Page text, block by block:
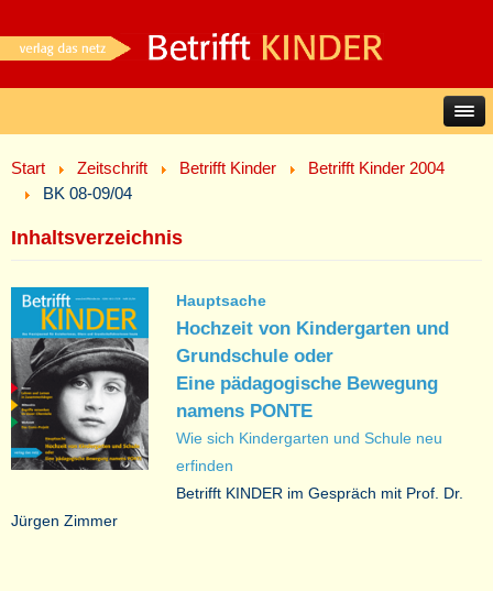
Start Zeitschrift Betrifft Kinder
Betrifft Kinder 2004
BK 08-09/04
Inhaltsverzeichnis
Hauptsache
Hochzeit von Kindergarten und
Grundschule oder
Eine pädagogische Bewegung
namens PONTE
Wie sich Kindergarten und Schule neu
erfinden
Betrifft KINDER im Gespräch mit Prof. Dr.
Jürgen Zimmer